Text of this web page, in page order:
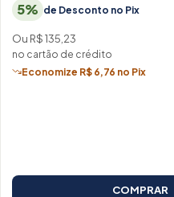
5% de Desconto no Pix
Ou R$ 135,23
no cartão de crédito
Economize R$ 6,76 no Pix
COMPRAR